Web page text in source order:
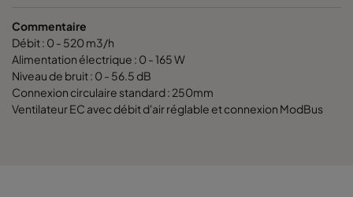
Commentaire
Débit : 0 - 520 m3/h
Alimentation électrique : 0 - 165 W
Niveau de bruit : 0 - 56.5 dB
Connexion circulaire standard : 250mm
Ventilateur EC avec débit d'air réglable et connexion ModBus